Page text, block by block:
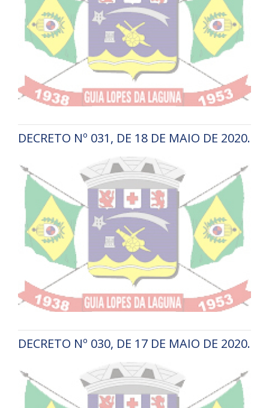
DECRETO Nº 031, DE 18 DE MAIO DE 2020.
DECRETO Nº 030, DE 17 DE MAIO DE 2020.